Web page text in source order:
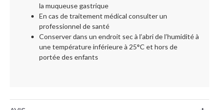
la muqueuse gastrique
En cas de traitement médical consulter un
professionnel de santé
Conserver dans un endroit sec à l’abri de l’humidité à
une température inférieure à 25°C et hors de
portée des enfants